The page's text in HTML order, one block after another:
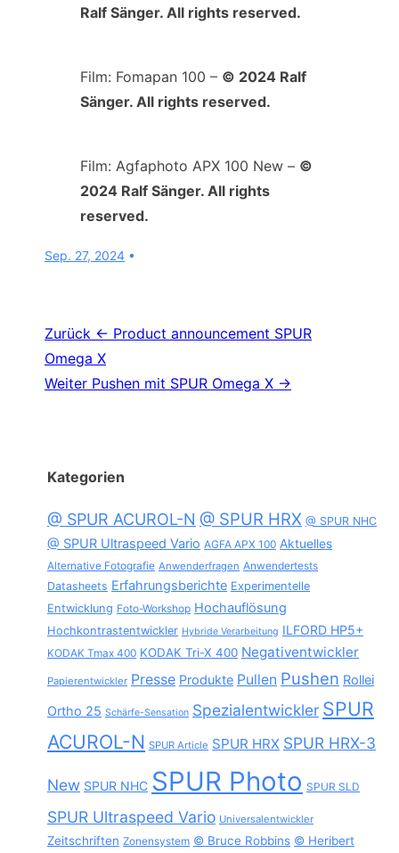
Ralf Sänger. All rights reserved.
Film: Fomapan 100 – © 2024 Ralf
Sänger. All rights reserved.
Film: Agfaphoto APX 100 New – ©
2024 Ralf Sänger. All rights
reserved.
Sep. 27, 2024
Beitragsnavigation
Zurück ← Product announcement SPUR
Omega X
Weiter Pushen mit SPUR Omega X →
Kategorien
@ SPUR ACUROL-N @ SPUR HRX @ SPUR NHC
@ SPUR Ultraspeed Vario AGFA APX 100 Aktuelles
Alternative Fotografie Anwenderfragen Anwendertests
Datasheets Erfahrungsberichte Experimentelle
Entwicklung Foto-Workshop Hochauflösung
Hochkontrastentwickler Hybride Verarbeitung ILFORD HP5+
KODAK Tmax 400 KODAK Tri-X 400 Negativentwickler
Papierentwickler Presse Produkte Pullen Pushen Rollei
Ortho 25 Schärfe-Sensation Spezialentwickler SPUR
ACUROL-N SPUR Article SPUR HRX SPUR HRX-3
New SPUR NHC SPUR Photo SPUR SLD
SPUR Ultraspeed Vario Universalentwickler
Zeitschriften Zonensystem © Bruce Robbins © Heribert